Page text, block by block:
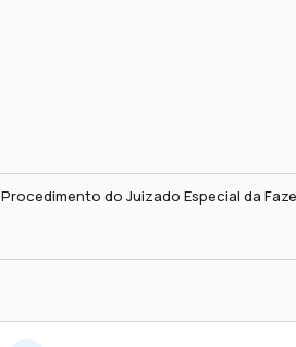
Procedimento do Juizado Especial da